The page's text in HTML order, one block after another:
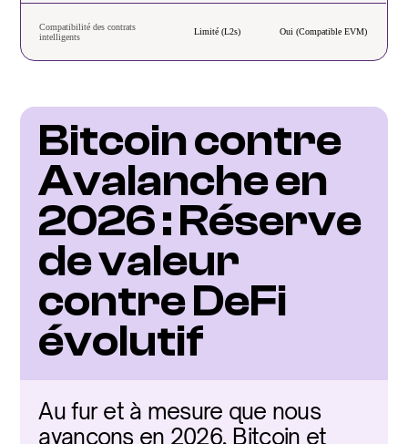
Compatibilité des contrats
intelligents
Limité (L2s) Oui (Compatible EVM)
Bitcoin contre
Avalanche en
2026 : Réserve
de valeur
contre DeFi
évolutif
Au fur et à mesure que nous
avançons en 2026, Bitcoin et